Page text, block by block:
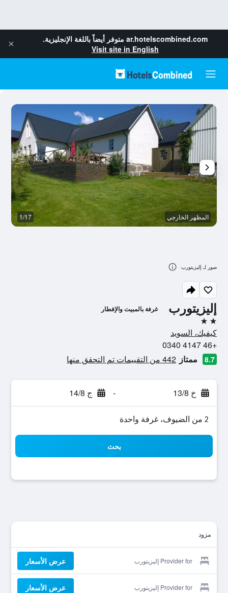
ar.hotelscombined.com متوفر أيضاً باللغة الإنجليزية.
Visit site in English
إليزيتورب غرفة بالمبيت والإفطار
2 نجمتين
كيفيك، السويد
+46 4147 0340
8.7 ممتاز 442 من التقييمات تم التحقق منها
خ 13/8 - ج 14/8
2 من الضيوف، غرفة واحدة
بحث
مزود
Provider for إليزيتورب عرض الأسعار
Provider for إليزيتورب عرض الأسعار
المظهر الخارجي 1/17
صور لـ إليزيتورب